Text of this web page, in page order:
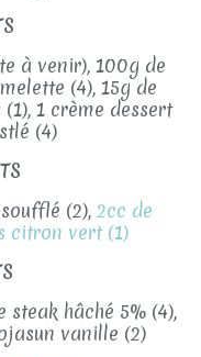
à venir), 100g de
(4), 15g de
1 crème dessert
(4)
(2), 2cc de
citron vert (1)
steak hâché 5% (4),
vanille (2)